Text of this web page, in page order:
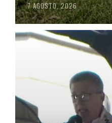
7 AGOSTO, 2026